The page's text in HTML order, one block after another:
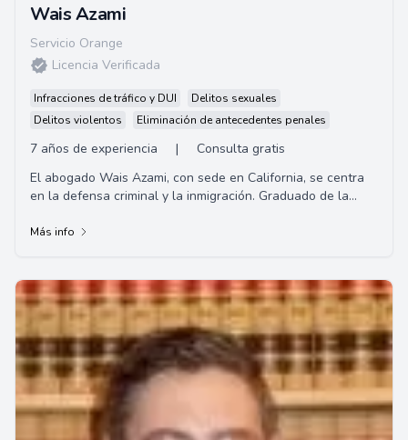
Wais Azami
Servicio Orange
Licencia Verificada
Infracciones de tráfico y DUI
Delitos sexuales
Delitos violentos
Eliminación de antecedentes penales
7 años de experiencia |
Consulta gratis
El abogado Wais Azami, con sede en California, se centra
en la defensa criminal y la inmigración. Graduado de la
Más info